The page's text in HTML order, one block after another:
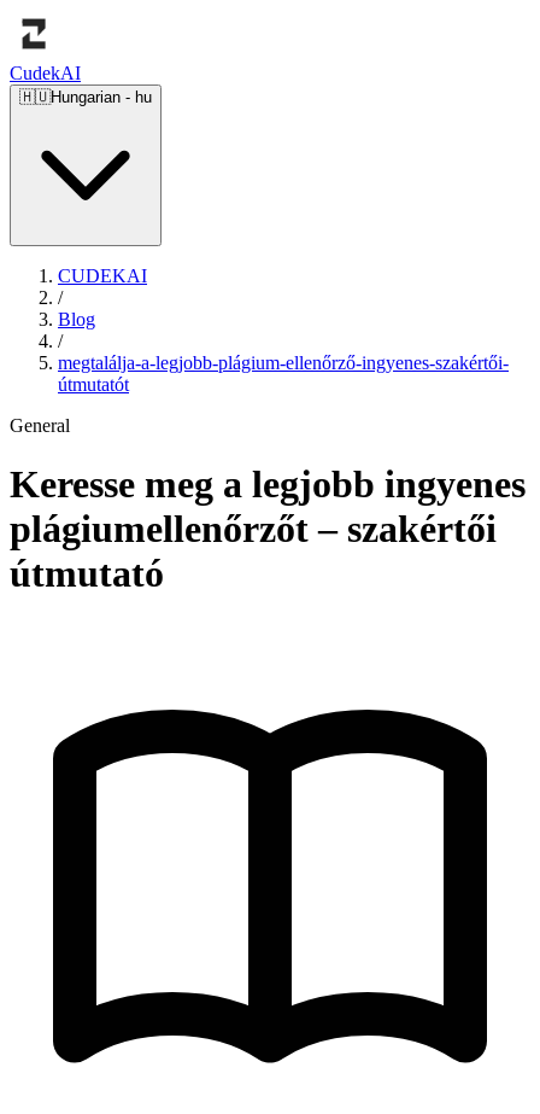
CudekAI
🇭🇺Hungarian - hu
CUDEKAI
/
Blog
/
megtalálja-a-legjobb-plágium-ellenőrző-ingyenes-szakértői-
útmutatót
General
Keresse meg a legjobb ingyenes
plágiumellenőrzőt – szakértői
útmutató